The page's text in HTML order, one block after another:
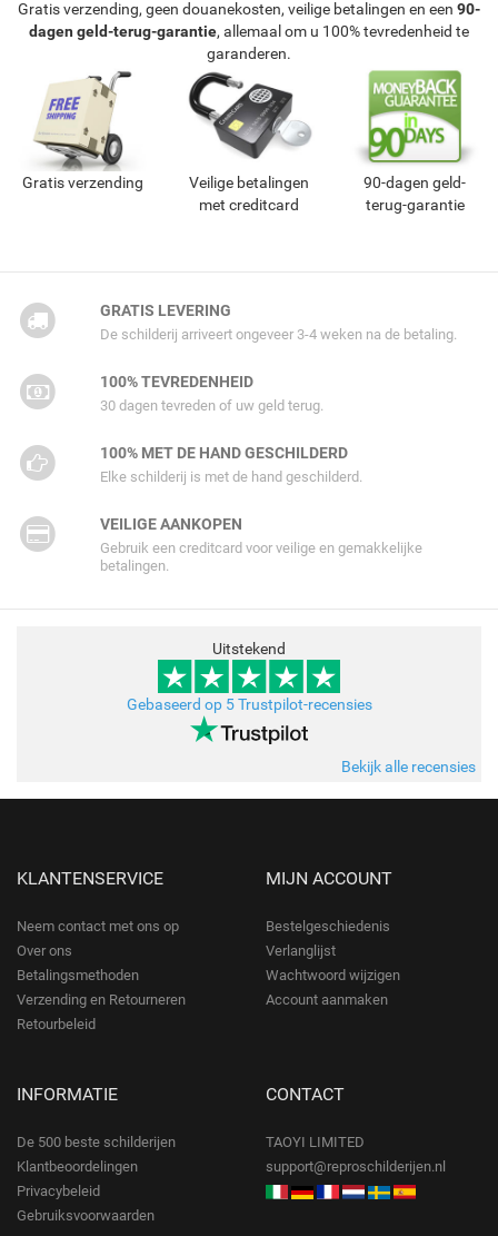
Gratis verzending, geen douanekosten, veilige betalingen en een 90-
dagen geld-terug-garantie, allemaal om u 100% tevredenheid te
garanderen.
Gratis verzending
Veilige betalingen
met creditcard
90-dagen geld-
terug-garantie
GRATIS LEVERING
De schilderij arriveert ongeveer 3-4 weken na de betaling.
100% TEVREDENHEID
30 dagen tevreden of uw geld terug.
100% MET DE HAND GESCHILDERD
Elke schilderij is met de hand geschilderd.
VEILIGE AANKOPEN
Gebruik een creditcard voor veilige en gemakkelijke
betalingen.
Uitstekend
Gebaseerd op 5 Trustpilot-recensies
Bekijk alle recensies
KLANTENSERVICE
Neem contact met ons op
Over ons
Betalingsmethoden
Verzending en Retourneren
Retourbeleid
MIJN ACCOUNT
Bestelgeschiedenis
Verlanglijst
Wachtwoord wijzigen
Account aanmaken
INFORMATIE
De 500 beste schilderijen
Klantbeoordelingen
Privacybeleid
Gebruiksvoorwaarden
CONTACT
TAOYI LIMITED
support@reproschilderijen.nl